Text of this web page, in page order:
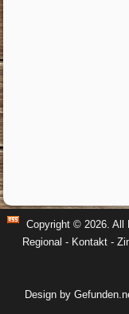
Copyright © 2026. All
Regional - Kontakt-
Design by